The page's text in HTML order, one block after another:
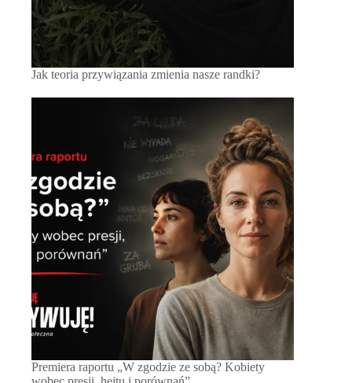
Jak teoria przywiązania zmienia nasze randki?
Premiera raportu „W zgodzie ze sobą? Kobiety